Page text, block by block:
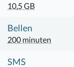
10,5 GB
Bellen
200 minuten
SMS